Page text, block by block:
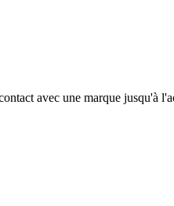
avec une marque jusqu'à